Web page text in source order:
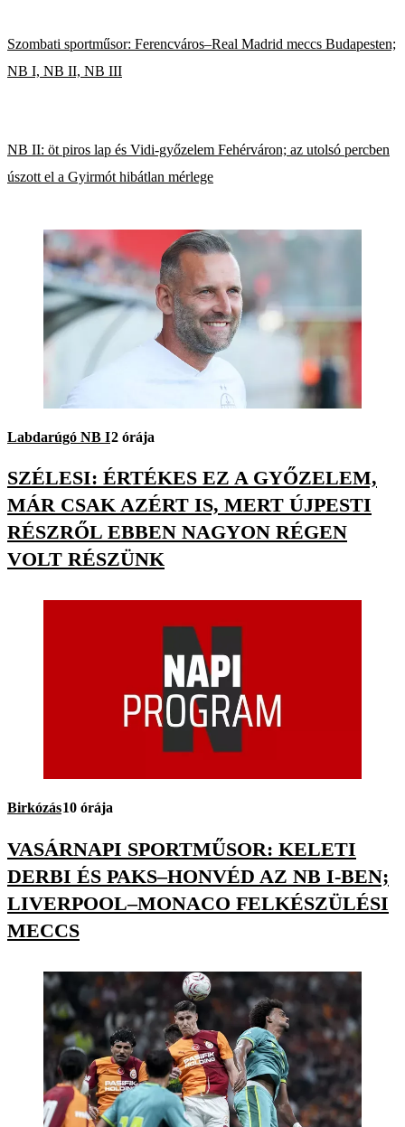
Szombati sportműsor: Ferencváros–Real Madrid meccs Budapesten;
NB I, NB II, NB III
NB II: öt piros lap és Vidi-győzelem Fehérváron; az utolsó percben
úszott el a Gyirmót hibátlan mérlege
Labdarúgó NB I2 órája
SZÉLESI: ÉRTÉKES EZ A GYŐZELEM,
MÁR CSAK AZÉRT IS, MERT ÚJPESTI
RÉSZRŐL EBBEN NAGYON RÉGEN
VOLT RÉSZÜNK
Birkózás10 órája
VASÁRNAPI SPORTMŰSOR: KELETI
DERBI ÉS PAKS–HONVÉD AZ NB I-BEN;
LIVERPOOL–MONACO FELKÉSZÜLÉSI
MECCS